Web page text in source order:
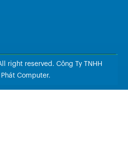
right reserved. Công Ty TNHH
Computer.